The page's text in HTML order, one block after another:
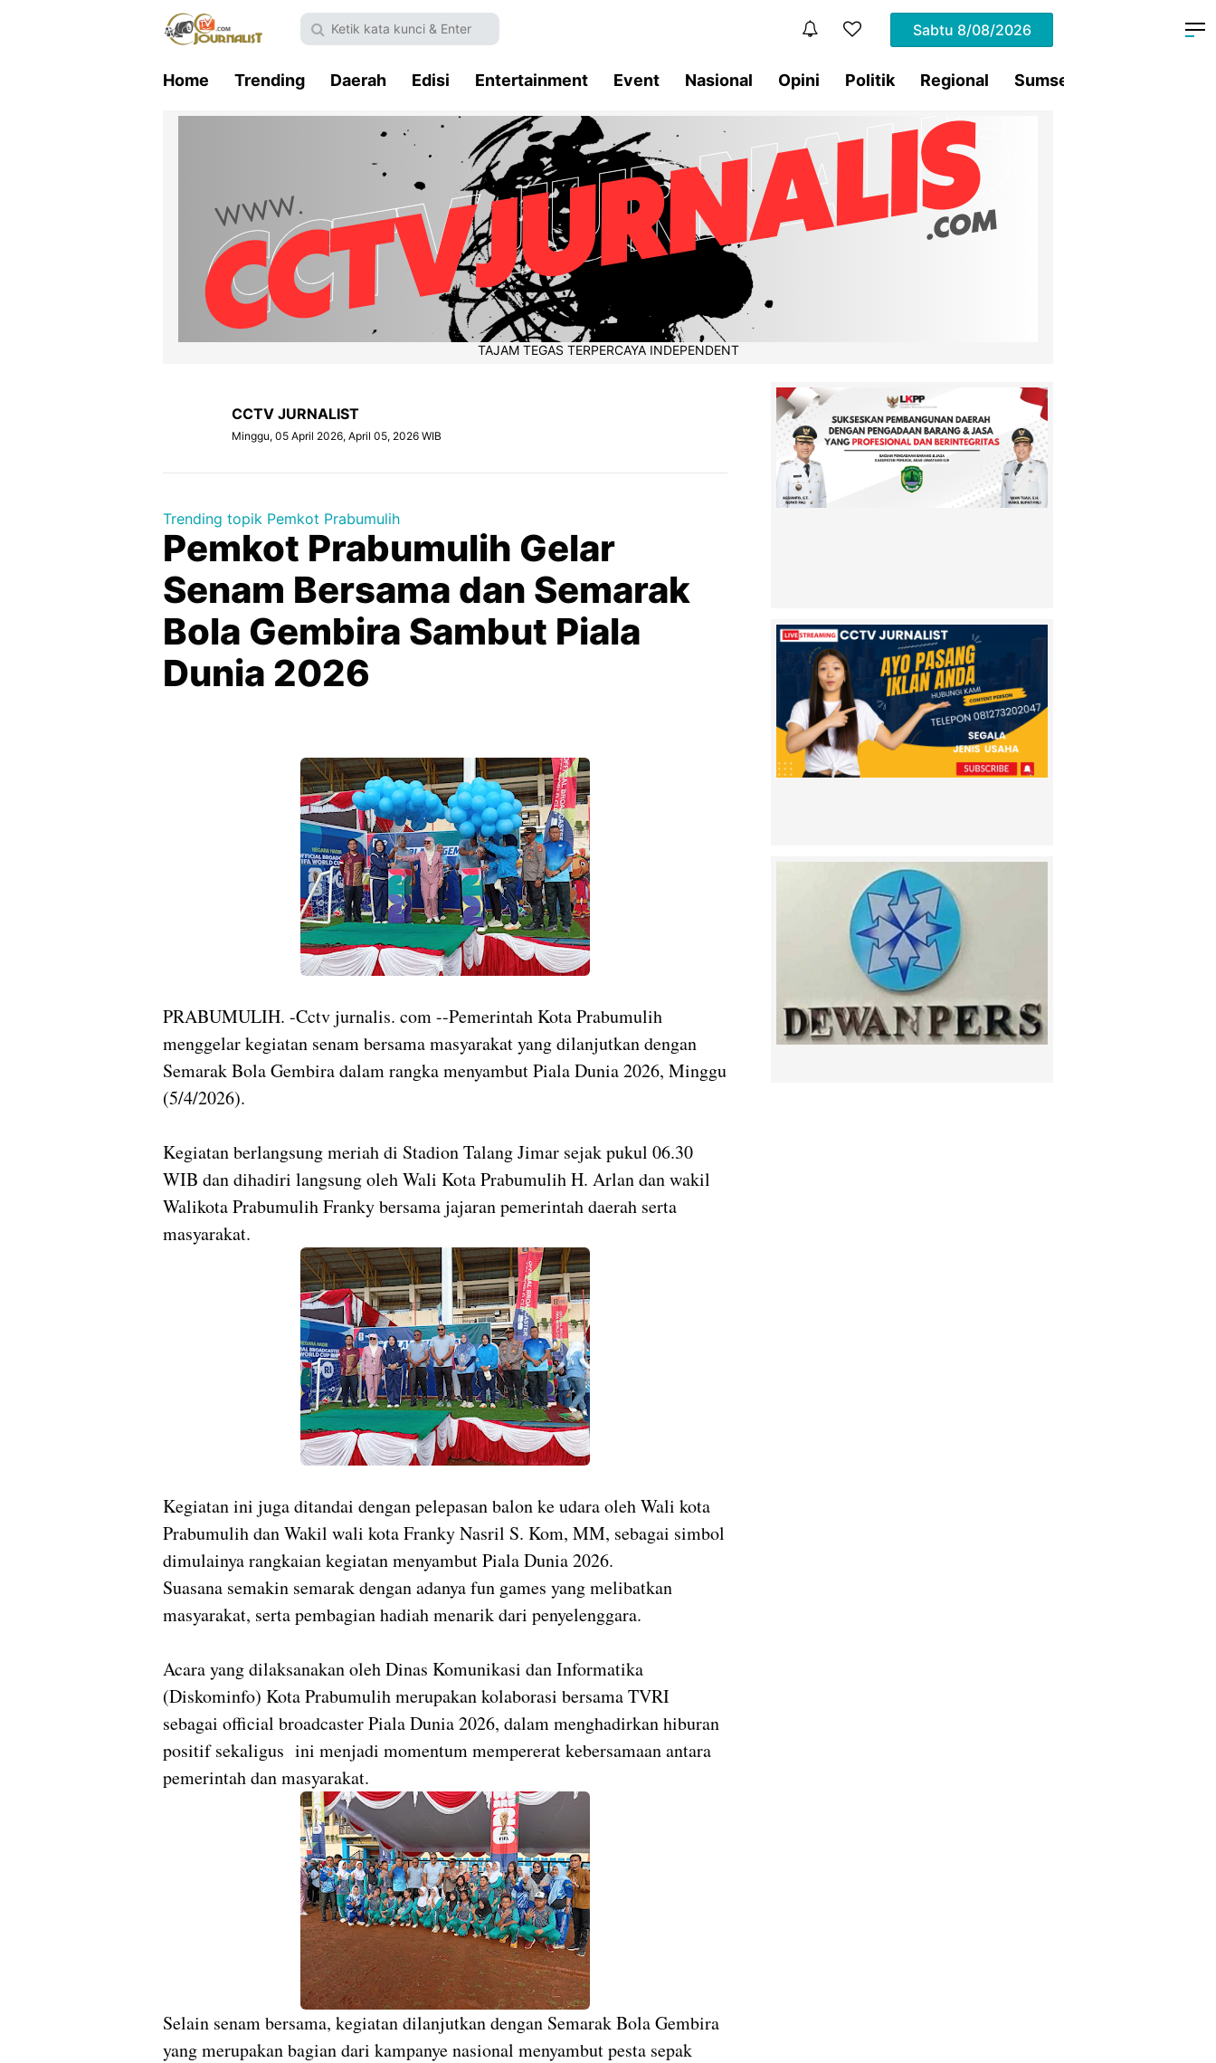
Sabtu 8/08/2026
Home Trending Daerah Edisi Entertainment Event Nasional Opini Politik Regional Sumsel
TAJAM TEGAS TERPERCAYA INDEPENDENT
CCTV JURNALIST
Minggu, 05 April 2026, April 05, 2026 WIB
Trending topik Pemkot Prabumulih
Pemkot Prabumulih Gelar
Senam Bersama dan Semarak
Bola Gembira Sambut Piala
Dunia 2026
PRABUMULIH. -Cctv jurnalis. com --Pemerintah Kota Prabumulih
menggelar kegiatan senam bersama masyarakat yang dilanjutkan dengan
Semarak Bola Gembira dalam rangka menyambut Piala Dunia 2026, Minggu
(5/4/2026).
Kegiatan berlangsung meriah di Stadion Talang Jimar sejak pukul 06.30
WIB dan dihadiri langsung oleh Wali Kota Prabumulih H. Arlan dan wakil
Walikota Prabumulih Franky bersama jajaran pemerintah daerah serta
masyarakat.
Kegiatan ini juga ditandai dengan pelepasan balon ke udara oleh Wali kota
Prabumulih dan Wakil wali kota Franky Nasril S. Kom, MM, sebagai simbol
dimulainya rangkaian kegiatan menyambut Piala Dunia 2026.
Suasana semakin semarak dengan adanya fun games yang melibatkan
masyarakat, serta pembagian hadiah menarik dari penyelenggara.
Acara yang dilaksanakan oleh Dinas Komunikasi dan Informatika
(Diskominfo) Kota Prabumulih merupakan kolaborasi bersama TVRI
sebagai official broadcaster Piala Dunia 2026, dalam menghadirkan hiburan
positif sekaligus ini menjadi momentum mempererat kebersamaan antara
pemerintah dan masyarakat.
Selain senam bersama, kegiatan dilanjutkan dengan Semarak Bola Gembira
yang merupakan bagian dari kampanye nasional menyambut pesta sepak